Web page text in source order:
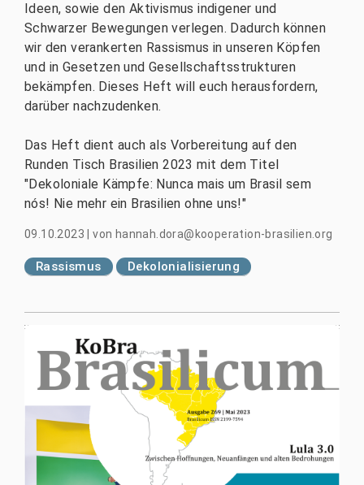
Ideen, sowie den Aktivismus indigener und
Schwarzer Bewegungen verlegen. Dadurch können
wir den verankerten Rassismus in unseren Köpfen
und in Gesetzen und Gesellschaftsstrukturen
bekämpfen. Dieses Heft will euch herausfordern,
darüber nachzudenken.
Das Heft dient auch als Vorbereitung auf den
Runden Tisch Brasilien 2023 mit dem Titel
"Dekoloniale Kämpfe: Nunca mais um Brasil sem
nós! Nie mehr ein Brasilien ohne uns!"
09.10.2023 |von hannah.dora@kooperation-brasilien.org
Rassismus Dekolonialisierung